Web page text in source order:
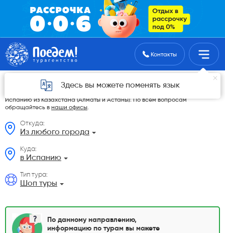
Поиск туровКонтакты
Здесь вы можете поменять язык
Шоп туры из Казахстана
На данной странице мы разместили самые выгодные Шоп туры в
Испанию из Казахстана (Алматы и Астаны). По всем вопросам
обращайтесь в наши офисы.
Откуда:
Из любого города
Куда:
в Испанию
Тип тура:
Шоп туры
По данному направлению,
информацию по турам вы можете